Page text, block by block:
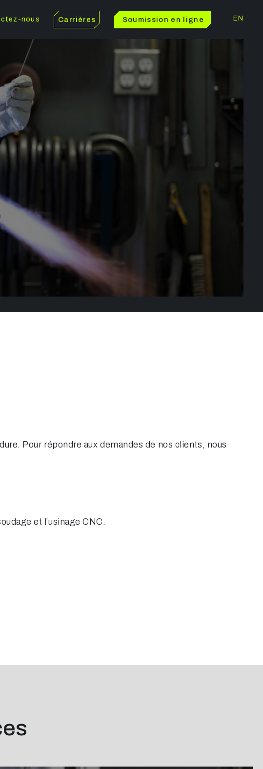
nous Carrières Soumission en ligne EN
Pour répondre aux demandes de nos clients, nous
et l’usinage CNC.